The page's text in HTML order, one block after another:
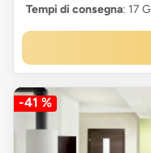
Tempi di consegna: 17
-41 %